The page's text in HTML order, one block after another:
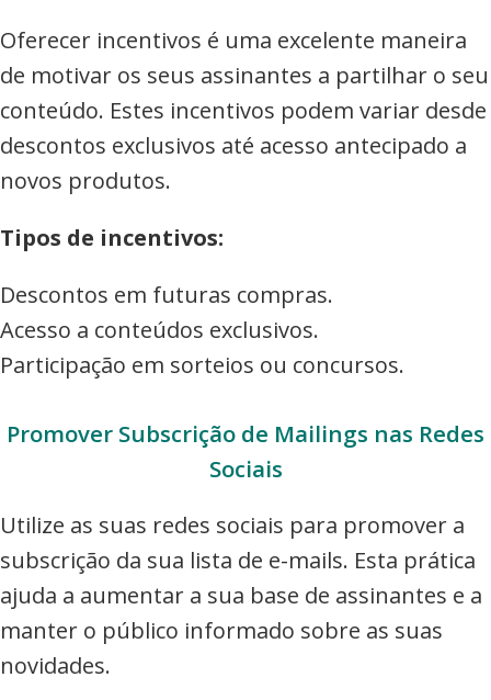
Oferecer incentivos é uma excelente maneira
de motivar os seus assinantes a partilhar o seu
conteúdo. Estes incentivos podem variar desde
descontos exclusivos até acesso antecipado a
novos produtos.
Tipos de incentivos:
Descontos em futuras compras.
Acesso a conteúdos exclusivos.
Participação em sorteios ou concursos.
Promover Subscrição de Mailings nas Redes
Sociais
Utilize as suas redes sociais para promover a
subscrição da sua lista de e-mails. Esta prática
ajuda a aumentar a sua base de assinantes e a
manter o público informado sobre as suas
novidades.